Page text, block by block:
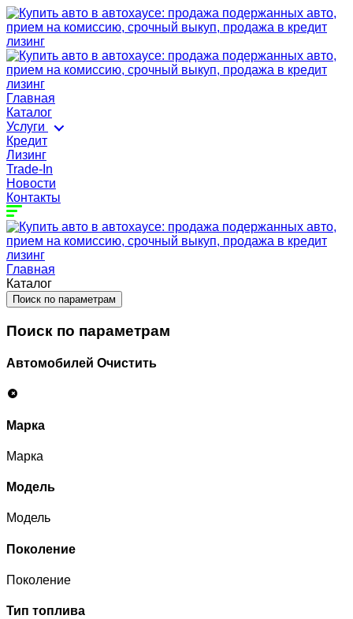
Главная
Каталог
Услуги
Кредит
Лизинг
Trade-In
Новости
Контакты
Главная
Каталог
Поиск по параметрам
Поиск по параметрам
Автомобилей Очистить
Марка
Марка
Модель
Модель
Поколение
Поколение
Тип топлива